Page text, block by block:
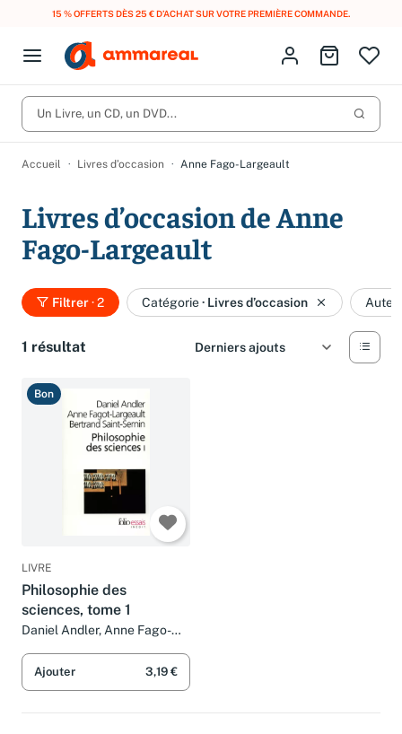
15 % OFFERTS DÈS 25 € D’ACHAT SUR VOTRE PREMIÈRE COMMANDE.
Open menu
Fermer le menu
CD d'occasion
DVD d'occasion
Culture à 1 €
Meilleures ventes
Nos engagements
Lancer
Activez les notifications dans votre compte pour être alerté dès
qu'il est en stock.
Créer une alerte
Identifiez-vous
Aller au
Un Livre, un CD, un DVD...
Accueil Livres d’occasion Anne Fago-Largeault
Livres d’occasion de Anne
Fago-Largeault
Filtrer· 2 Catégorie· Livres d’occasion
1 résultat
Bon
LIVRE
Philosophie des
sciences, tome 1
Daniel Andler, Anne Fago-
Sernin
Ajouter 3,19 €